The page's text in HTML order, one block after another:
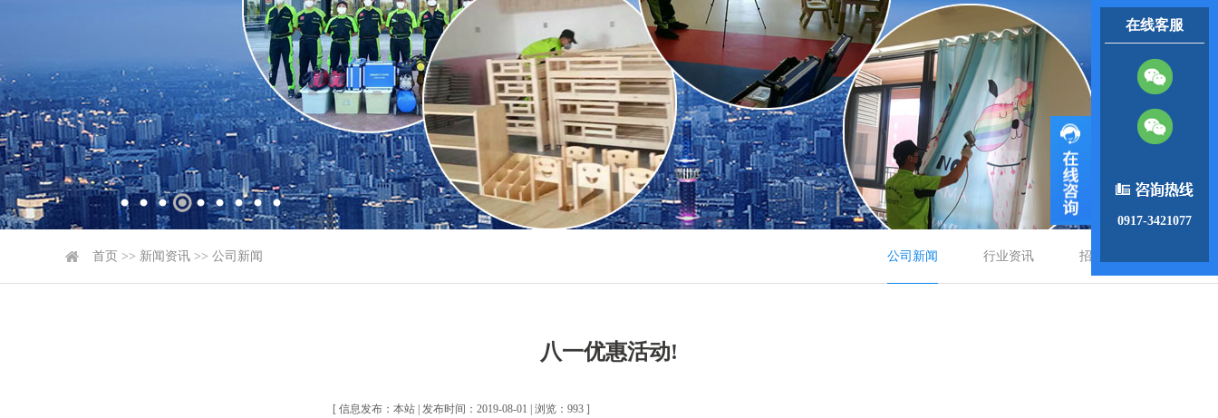
首页 >> 新闻资讯 >> 公司新闻 公司新闻 行业资讯 招商动态
八一优惠活动!
[ 信息发布：本站 | 发布时间：2019-08-01 | 浏览：993 ]
在线客服
0917-3421077